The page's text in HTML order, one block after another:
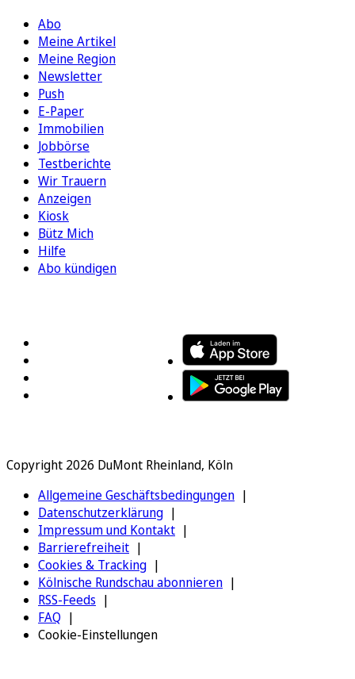
Abo
Meine Artikel
Meine Region
Newsletter
Push
E-Paper
Immobilien
Jobbörse
Testberichte
Wir Trauern
Anzeigen
Kiosk
Bütz Mich
Hilfe
Abo kündigen
Copyright 2026 DuMont Rheinland, Köln
Allgemeine Geschäftsbedingungen
Datenschutzerklärung
Impressum und Kontakt
Barrierefreiheit
Cookies & Tracking
Kölnische Rundschau abonnieren
RSS-Feeds
FAQ
Cookie-Einstellungen